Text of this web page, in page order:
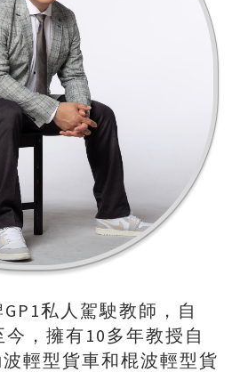
私人駕駛教師，自
，擁有10多年教授自
輕型貨車和棍波輕型貨